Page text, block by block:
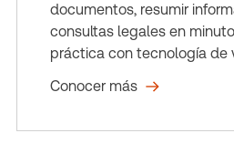
documentos, resumir
consultas legales en
práctica con tecnología de
Conocer más